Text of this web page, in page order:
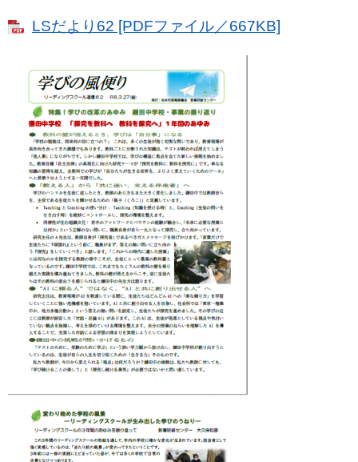
LSだより62 [PDFファイル／667KB]